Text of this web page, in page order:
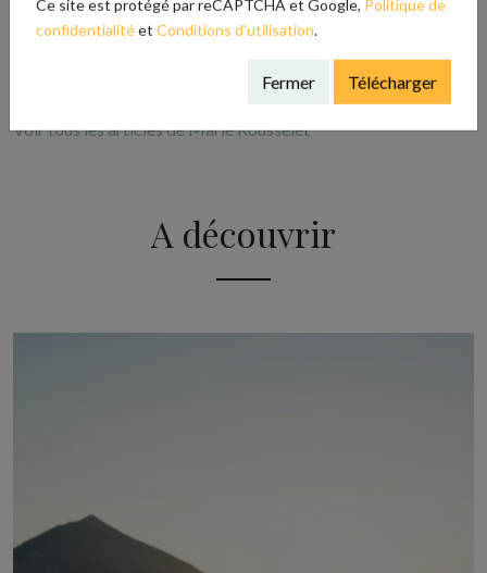
Ce site est protégé par reCAPTCHA et Google, Politique de
confidentialité et Conditions d'utilisation.
Fermer Télécharger
Voir tous les articles de Marie Rousselet
A découvrir